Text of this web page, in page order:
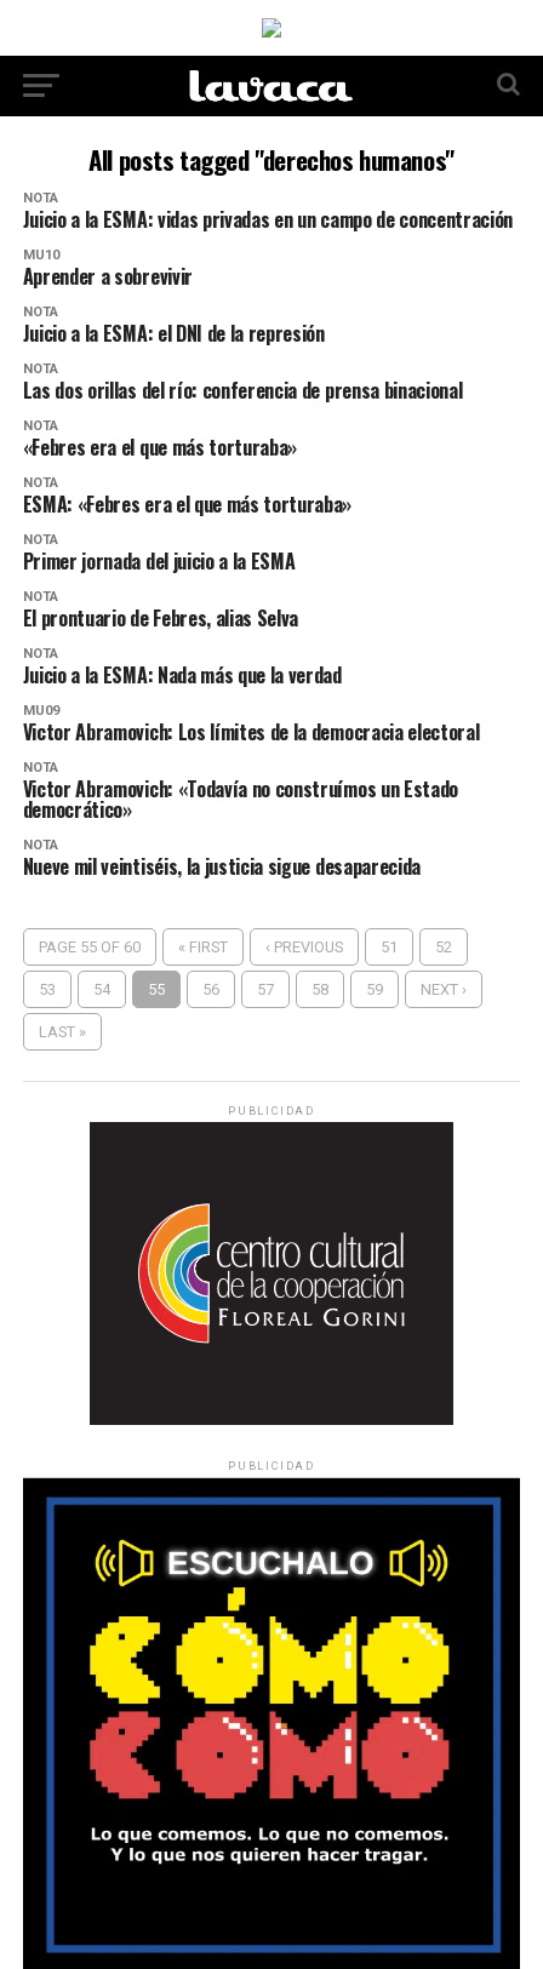
All posts tagged "derechos humanos"
NOTA
Juicio a la ESMA: vidas privadas en un campo de concentración
MU10
Aprender a sobrevivir
NOTA
Juicio a la ESMA: el DNI de la represión
NOTA
Las dos orillas del río: conferencia de prensa binacional
NOTA
«Febres era el que más torturaba»
NOTA
ESMA: «Febres era el que más torturaba»
NOTA
Primer jornada del juicio a la ESMA
NOTA
El prontuario de Febres, alias Selva
NOTA
Juicio a la ESMA: Nada más que la verdad
MU09
Victor Abramovich: Los límites de la democracia electoral
NOTA
Victor Abramovich: «Todavía no construímos un Estado
democrático»
NOTA
Nueve mil veintiséis, la justicia sigue desaparecida
PAGE 55 OF 60 « FIRST ‹ PREVIOUS 51 52
53 54 55 56 57 58 59 NEXT ›
LAST »
PUBLICIDAD
PUBLICIDAD